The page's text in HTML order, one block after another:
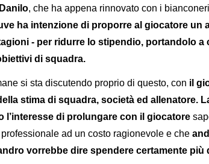
, che ha appena rinnovato con i
ha intenzione di proporre al giocatore un
- per ridurre lo stipendio, portandolo a
di squadra.
si sta discutendo proprio di questo, con il
stima di squadra, società ed allenatore.
l’interesse di prolungare con il giocatore
ad un costo ragionevole e che
vorrebbe dire spendere certamente più